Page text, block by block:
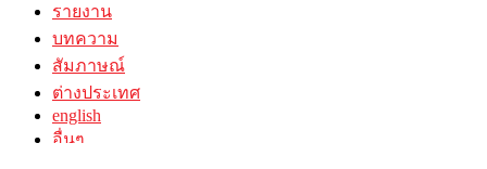
รายงาน
บทความ
สัมภาษณ์
ต่างประเทศ
english
อื่นๆ